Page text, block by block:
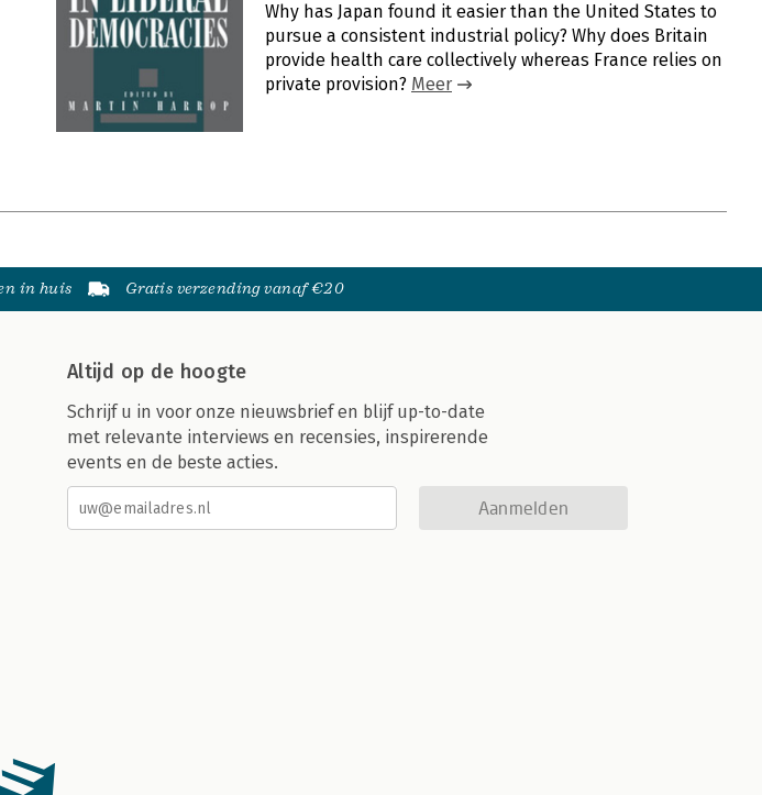
Why has Japan found it easier than the United States to
pursue a consistent industrial policy? Why does Britain
provide health care collectively whereas France relies on
private provision? Meer
in huis Gratis verzending vanaf €20
Altijd op de hoogte
Schrijf u in voor onze nieuwsbrief en blijf up-to-date
met relevante interviews en recensies, inspirerende
events en de beste acties.
Aanmelden